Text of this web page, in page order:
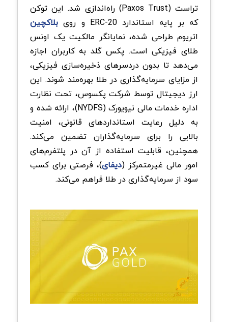
تراست (Paxos Trust) راه‌اندازی شد. این توکن
که بر پایه استاندارد ERC-20 و روی
بلاکچین
اتریوم طراحی شده، نمایانگر مالکیت یک اونس
طلای فیزیکی است. پکس گلد به کاربران اجازه
می‌دهد تا بدون دردسرهای ذخیره‌سازی فیزیکی،
از مزایای سرمایه‌گذاری در طلا بهره‌مند شوند. این
ارز دیجیتال توسط شرکت پکسوس، تحت نظارت
اداره خدمات مالی نیویورک (NYDFS)، ارائه شده و
به دلیل رعایت استانداردهای قانونی، امنیت
بالایی را برای سرمایه‌گذاران تضمین می‌کند.
همچنین، قابلیت استفاده از آن در پلتفرم‌های
امور مالی غیرمتمرکز (دیفای)، فرصتی برای کسب
سود از سرمایه‌گذاری در طلا فراهم می‌کند.